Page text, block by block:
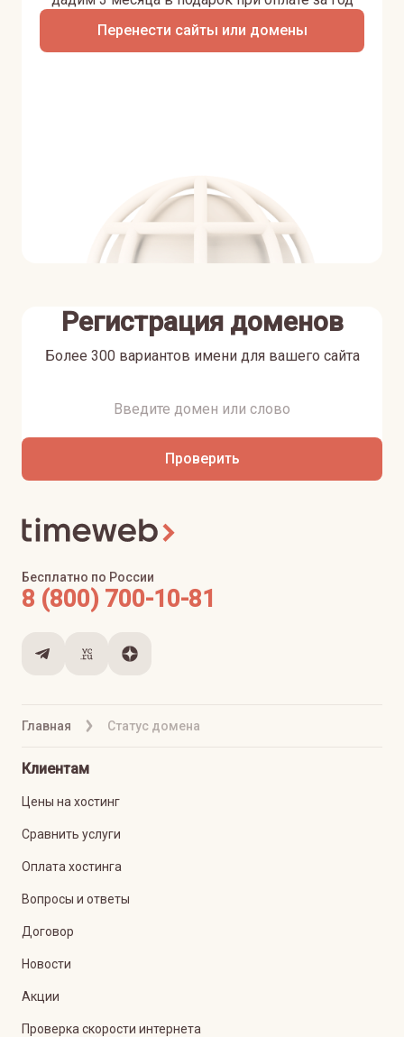
Перенести сайты или домены
Регистрация доменов
Более 300 вариантов имени для вашего сайта
Проверить
Главная Статус домена
Бесплатно по России
8 (800) 700-10-81
Клиентам
Цены на хостинг
Сравнить услуги
Оплата хостинга
Вопросы и ответы
Договор
Новости
Акции
Проверка скорости интернета